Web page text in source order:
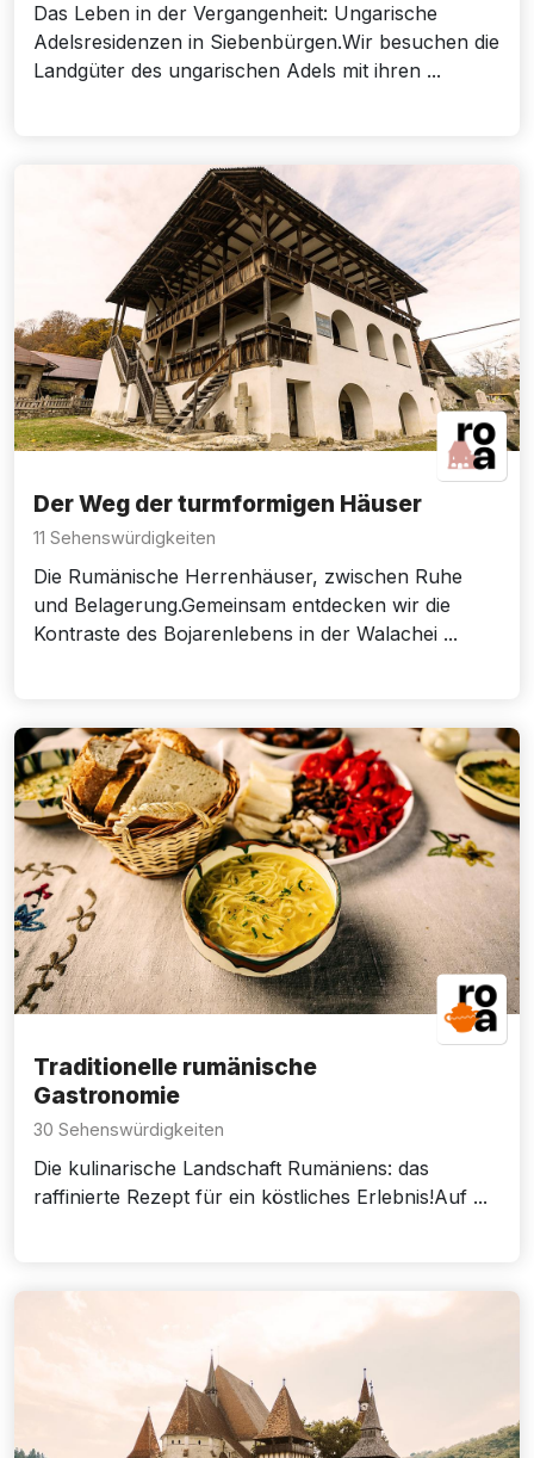
Das Leben in der Vergangenheit: Ungarische
Adelsresidenzen in Siebenbürgen.Wir besuchen die
Landgüter des ungarischen Adels mit ihren ...
Der Weg der turmformigen Häuser
11 Sehenswürdigkeiten
Die Rumänische Herrenhäuser, zwischen Ruhe
und Belagerung.Gemeinsam entdecken wir die
Kontraste des Bojarenlebens in der Walachei ...
Traditionelle rumänische
Gastronomie
30 Sehenswürdigkeiten
Die kulinarische Landschaft Rumäniens: das
raffinierte Rezept für ein köstliches Erlebnis!Auf ...